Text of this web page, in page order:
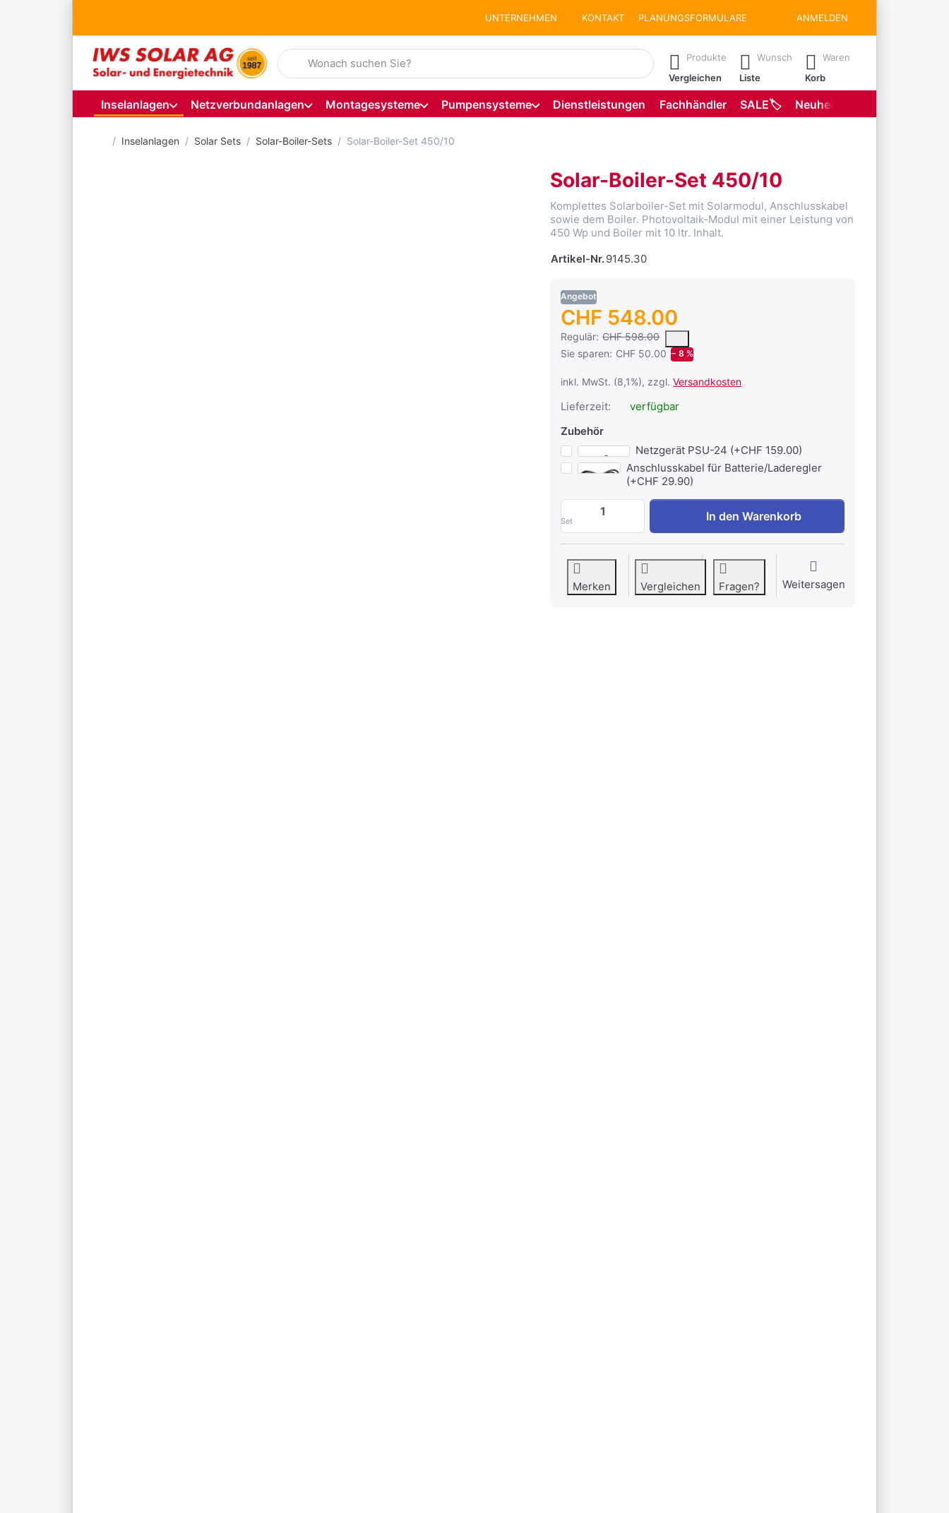
UNTERNEHMEN KONTAKT PLANUNGSFORMULARE ANMELDEN
Geben Sie einen Suchbegriff ein. Während Sie tippen, erscheinen automatisch erste Ergebnisse. Drücken Sie die Eingabetaste, um
Produkte
Vergleichen
Wunsch
Liste
Waren
Korb
Inselanlagen Netzverbundanlagen Montagesysteme Pumpensysteme Dienstleistungen Fachhändler SALE🏷️ Neuheiten
Startseite
Inselanlagen Solar Sets Solar-Boiler-Sets Solar-Boiler-Set 450/10
Solar-Boiler-Set 450/10
Komplettes Solarboiler-Set mit Solarmodul, Anschlusskabel
sowie dem Boiler. Photovoltaik-Modul mit einer Leistung von
450 Wp und Boiler mit 10 ltr. Inhalt.
Artikel-Nr.9145.30
Angebot
CHF 548.00
Regulär: CHF 598.00
Es handelt sich um den mittleren Verkaufspreis, den Kunden für ein Produkt in
Sie sparen: CHF 50.00 − 8 %
inkl. MwSt. (8,1%), zzgl.Versandkosten
Lieferzeit:
verfügbar
Zubehör
Netzgerät PSU-24 (+CHF 159.00)
Anschlusskabel für Batterie/Laderegler
(+CHF 29.90)
Set
Solar-Boiler-Set 450/10 zu CHF 548.00, Menge 1.
In den Warenkorb
Merken Vergleichen Fragen? Weitersagen